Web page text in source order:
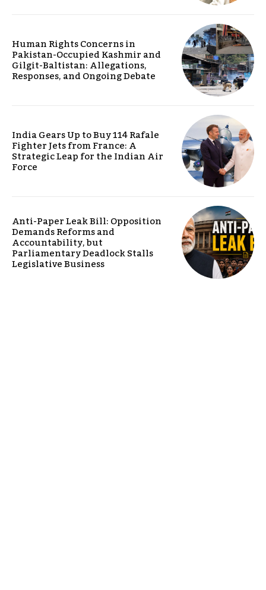
Human Rights Concerns in
Pakistan-Occupied Kashmir and
Gilgit-Baltistan: Allegations,
Responses, and Ongoing Debate
India Gears Up to Buy 114 Rafale
Fighter Jets from France: A
Strategic Leap for the Indian Air
Force
Anti-Paper Leak Bill: Opposition
Demands Reforms and
Accountability, but
Parliamentary Deadlock Stalls
Legislative Business